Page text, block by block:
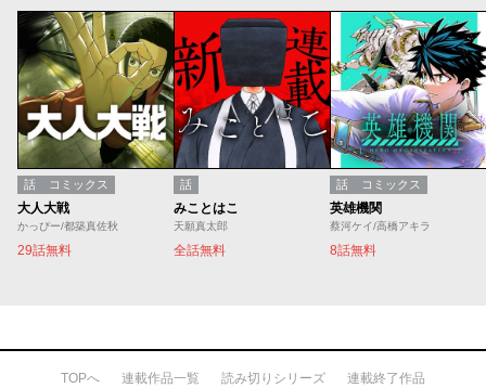
話 コミックス
大人大戦
かっぴー/都築真佐秋
29話無料
話
みことはこ
天願真太郎
全話無料
話 コミックス
英雄機関
蔡河ケイ/高橋アキラ
8話無料
TOPへ 連載作品一覧 読み切りシリーズ 連載終了作品